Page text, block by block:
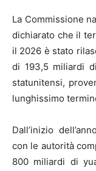
La Commissione
dichiarato che il
il 2026 è stato
di 193,5 miliardi
statunitensi,
lunghissimo
Dall’inizio
con le autorità
800 miliardi di